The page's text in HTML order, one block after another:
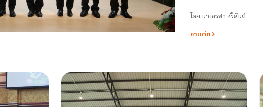
โดย นางอรสา ศรีสันต์
อ่านต่อ